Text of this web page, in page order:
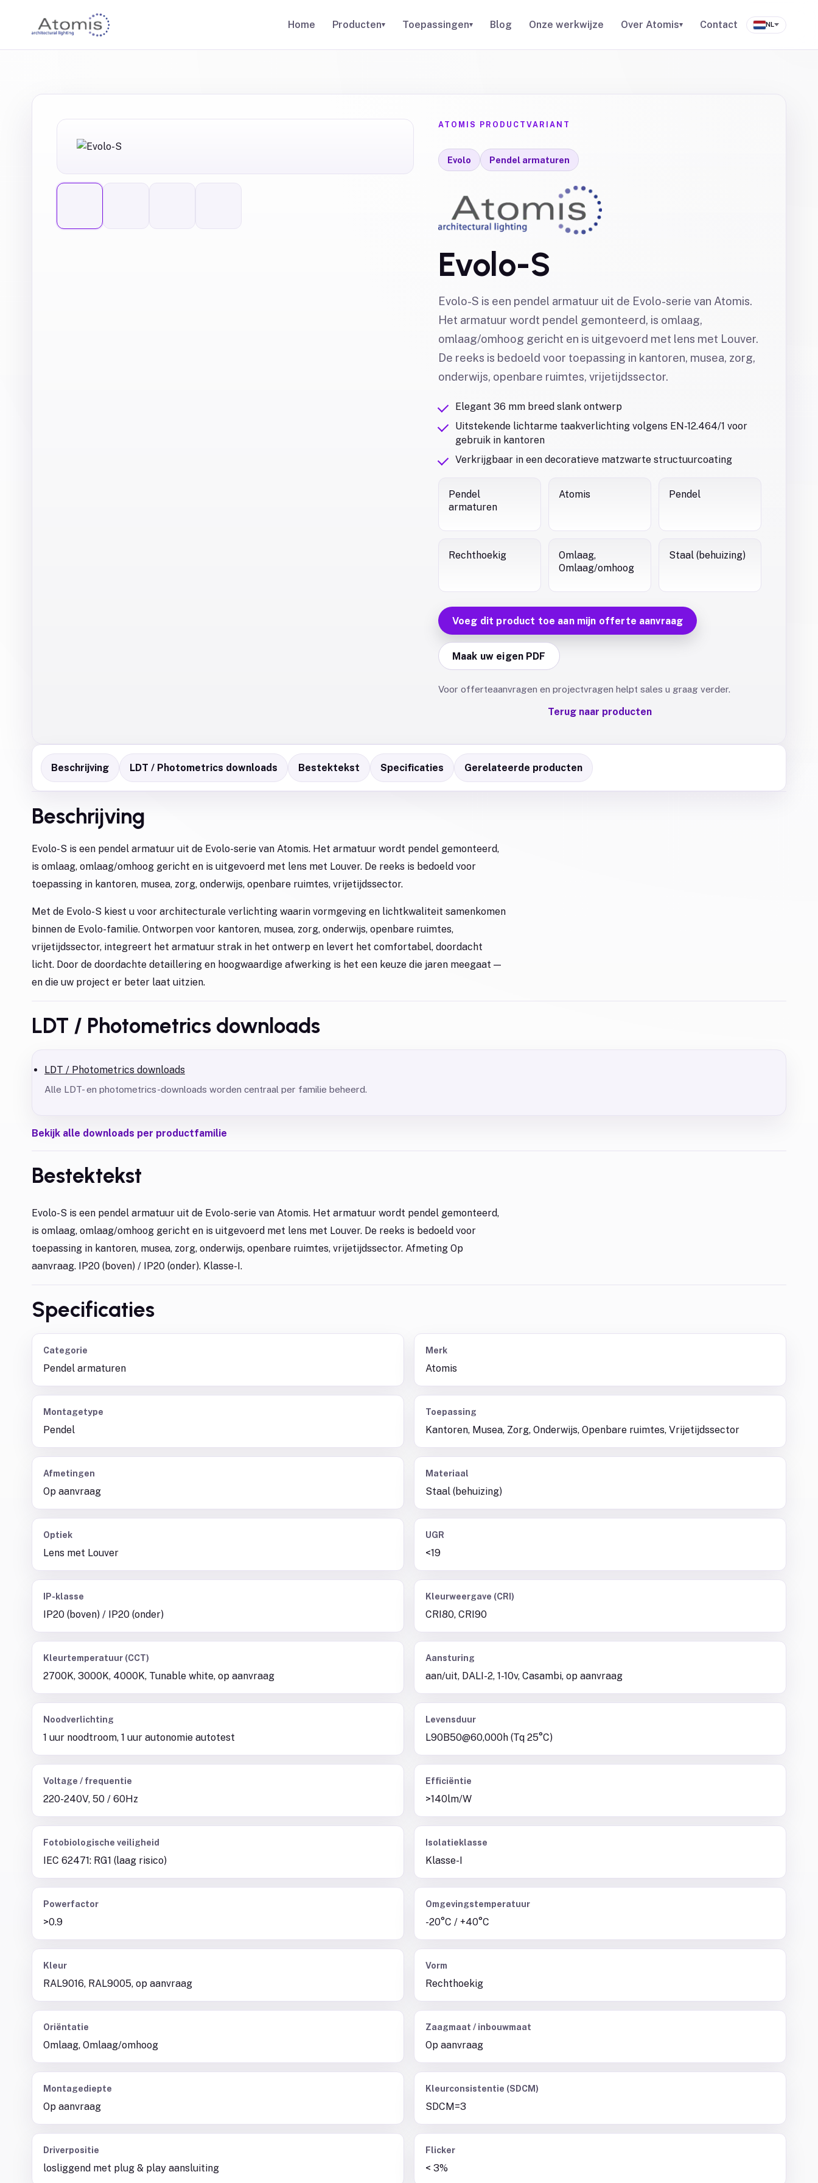
Home Producten▾ Toepassingen▾ Blog Onze werkwijze Over Atomis▾ Contact NL
ATOMIS PRODUCTVARIANT
Evolo Pendel armaturen
Evolo-S
Evolo-S is een pendel armatuur uit de Evolo-serie van Atomis.
Het armatuur wordt pendel gemonteerd, is omlaag,
omlaag/omhoog gericht en is uitgevoerd met lens met Louver.
De reeks is bedoeld voor toepassing in kantoren, musea, zorg,
onderwijs, openbare ruimtes, vrijetijdssector.
Elegant 36 mm breed slank ontwerp
Uitstekende lichtarme taakverlichting volgens EN-12.464/1 voor
gebruik in kantoren
Verkrijgbaar in een decoratieve matzwarte structuurcoating
Pendel
armaturen
Atomis Pendel
Rechthoekig
Omlaag,
Omlaag/omhoog
Staal (behuizing)
Voeg dit product toe aan mijn offerte aanvraag
Maak uw eigen PDF
Voor offerteaanvragen en projectvragen helpt sales u graag verder.
Terug naar producten
Beschrijving LDT / Photometrics downloads Bestektekst Specificaties Gerelateerde producten
Beschrijving
Evolo-S is een pendel armatuur uit de Evolo-serie van Atomis. Het armatuur wordt pendel gemonteerd,
is omlaag, omlaag/omhoog gericht en is uitgevoerd met lens met Louver. De reeks is bedoeld voor
toepassing in kantoren, musea, zorg, onderwijs, openbare ruimtes, vrijetijdssector.
Met de Evolo-S kiest u voor architecturale verlichting waarin vormgeving en lichtkwaliteit samenkomen
binnen de Evolo-familie. Ontworpen voor kantoren, musea, zorg, onderwijs, openbare ruimtes,
vrijetijdssector, integreert het armatuur strak in het ontwerp en levert het comfortabel, doordacht
licht. Door de doordachte detaillering en hoogwaardige afwerking is het een keuze die jaren meegaat —
en die uw project er beter laat uitzien.
LDT / Photometrics downloads
LDT / Photometrics downloads
Alle LDT- en photometrics-downloads worden centraal per familie beheerd.
Bekijk alle downloads per productfamilie
Bestektekst
Evolo-S is een pendel armatuur uit de Evolo-serie van Atomis. Het armatuur wordt pendel gemonteerd,
is omlaag, omlaag/omhoog gericht en is uitgevoerd met lens met Louver. De reeks is bedoeld voor
toepassing in kantoren, musea, zorg, onderwijs, openbare ruimtes, vrijetijdssector. Afmeting Op
aanvraag. IP20 (boven) / IP20 (onder). Klasse-I.
Specificaties
Categorie
Pendel armaturen
Merk
Atomis
Montagetype
Pendel
Toepassing
Kantoren, Musea, Zorg, Onderwijs, Openbare ruimtes, Vrijetijdssector
Afmetingen
Op aanvraag
Materiaal
Staal (behuizing)
Optiek
Lens met Louver
UGR
<19
IP-klasse
IP20 (boven) / IP20 (onder)
Kleurweergave (CRI)
CRI80, CRI90
Kleurtemperatuur (CCT)
2700K, 3000K, 4000K, Tunable white, op aanvraag
Aansturing
aan/uit, DALI-2, 1-10v, Casambi, op aanvraag
Noodverlichting
1 uur noodtroom, 1 uur autonomie autotest
Levensduur
L90B50@60,000h (Tq 25°C)
Voltage / frequentie
220-240V, 50 / 60Hz
Efficiëntie
>140lm/W
Fotobiologische veiligheid
IEC 62471: RG1 (laag risico)
Isolatieklasse
Klasse-I
Powerfactor
>0.9
Omgevingstemperatuur
-20°C / +40°C
Kleur
RAL9016, RAL9005, op aanvraag
Vorm
Rechthoekig
Oriëntatie
Omlaag, Omlaag/omhoog
Zaagmaat / inbouwmaat
Op aanvraag
Montagediepte
Op aanvraag
Kleurconsistentie (SDCM)
SDCM=3
Driverpositie
losliggend met plug & play aansluiting
Flicker
< 3%